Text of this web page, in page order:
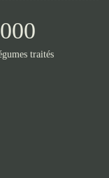
traités